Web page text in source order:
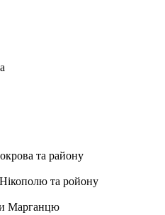
та району
та ройону
Марганцю